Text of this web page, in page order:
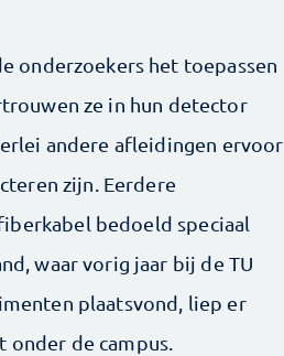
onderzoekers het toepassen
ze in hun detector
andere afleidingen ervoor
zijn. Eerdere
bedoeld speciaal
waar vorig jaar bij de TU
plaatsvond, liep er
onder de campus.